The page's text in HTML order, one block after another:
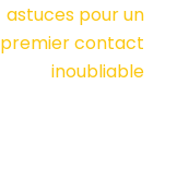
astuces pour un
premier contact
inoubliable